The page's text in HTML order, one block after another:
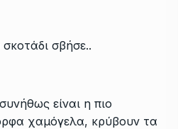
σβήσε..
είναι η πιο
χαμόγελα, κρύβουν τα